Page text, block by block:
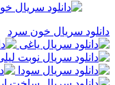
دانلود سریال خون سرد